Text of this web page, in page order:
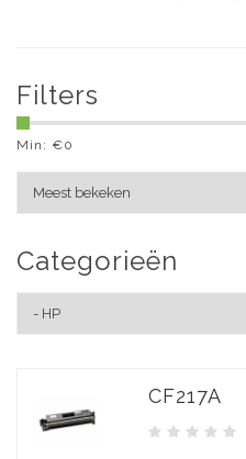
Filters
Min: €0
Categorieën
CF217A